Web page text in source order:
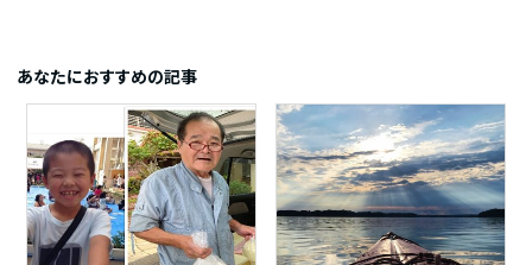
あなたにおすすめの記事